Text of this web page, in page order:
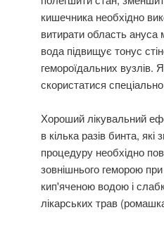
кишечника необхідно
витирати область
вода підвищує тонус
гемороїдальних
скористатися
Хороший лікувальний
в кілька разів бинта,
процедуру необхідно
зовнішнього геморою при
кип'яченою водою і
лікарських трав